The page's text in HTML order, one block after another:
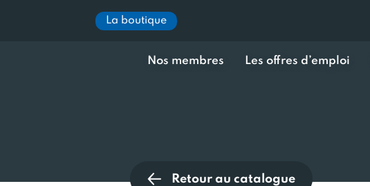
La boutique
Nos membres Les offres d’emploi
Retour au catalogue